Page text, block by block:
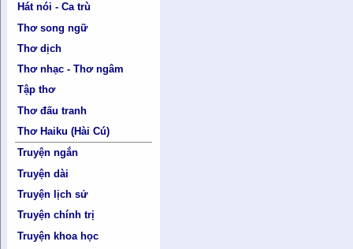
Hát nói - Ca trù
Thơ song ngữ
Thơ dịch
Thơ nhạc - Thơ ngâm
Tập thơ
Thơ đấu tranh
Thơ Haiku (Hài Cú)
Truyện ngắn
Truyện dài
Truyện lịch sử
Truyện chính trị
Truyện khoa học